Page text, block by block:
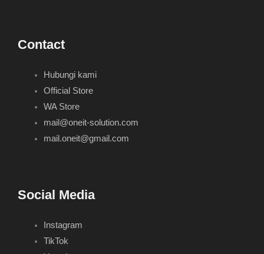
Contact
Hubungi kami
Official Store
WA Store
mail@oneit-solution.com
mail.oneit@gmail.com
Social Media
Instagram
TikTok